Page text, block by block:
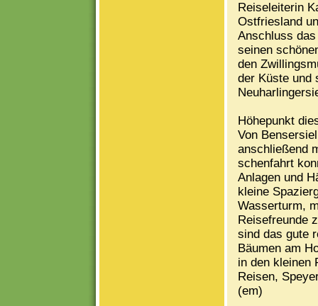
Reiseleiterin
Ostfriesland
Anschluss
seinen
den
der Küste und
Höhepunkt
Von
anschließend
schenfahrt
Anlagen und
kleine
Wasserturm,
Reisefreunde
sind das gute
Bäumen am
in den kleinen
Reisen,
(em)